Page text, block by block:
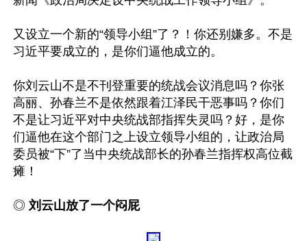
又设立一个新的“领导小组”了？！你还别嫌多。不是
习近平要成立的，是你们逼他成立的。
你刘云山不是不刊登重要的统战会议消息吗？你张
高丽、孙春兰不是依然跟着江泽民干恶事吗？你们
不是让习近平对中央统战部指挥失灵吗？好，是你
们逼他在这个部门之上设立领导小组的，让政治局
委员被“下”了当中央统战部长的孙春兰指挥权高位截
瘫！
◎ 刘云山放了一个闷屁